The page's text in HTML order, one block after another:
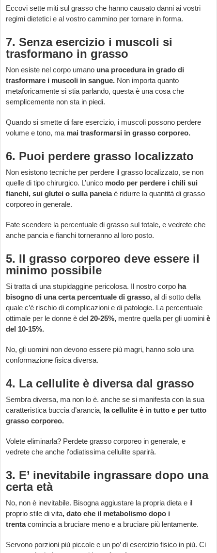
Eccovi sette miti sul grasso che hanno causato danni ai vostri
regimi dietetici e al vostro cammino per tornare in forma.
7. Senza esercizio i muscoli si
trasformano in grasso
Non esiste nel corpo umano una procedura in grado di
trasformare i muscoli in sangue. Non importa quanto
metaforicamente si stia parlando, questa è una cosa che
semplicemente non sta in piedi.
Quando si smette di fare esercizio, i muscoli possono perdere
volume e tono, ma mai trasformarsi in grasso corporeo.
6. Puoi perdere grasso localizzato
Non esistono tecniche per perdere il grasso localizzato, se non
quelle di tipo chirurgico. L’unico modo per perdere i chili sui
fianchi, sui glutei o sulla panciaè ridurre la quantità di grasso
corporeo in generale.
Fate scendere la percentuale di grasso sul totale, e vedrete che
anche pancia e fianchi torneranno al loro posto.
5. Il grasso corporeo deve essere il
minimo possibile
Si tratta di una stupidaggine pericolosa. Il nostro corpo ha
bisogno di una certa percentuale di grasso,al di sotto della
quale c’è rischio di complicazioni e di patologie. La percentuale
ottimale per le donne è del20-25%, mentre quella per gli uominiè
del 10-15%.
No, gli uomini non devono essere più magri, hanno solo una
conformazione fisica diversa.
4. La cellulite è diversa dal grasso
Sembra diversa, ma non lo è. anche se si manifesta con la sua
caratteristica buccia d’arancia, la cellulite è in tutto e per tutto
grasso corporeo.
Volete eliminarla? Perdete grasso corporeo in generale, e
vedrete che anche l’odiatissima cellulite sparirà.
3. E’ inevitabile ingrassare dopo una
certa età
No, non è inevitabile. Bisogna aggiustare la propria dieta e il
proprio stile di vita, dato che il metabolismo dopo i
trentacomincia a bruciare meno e a bruciare più lentamente.
Servono porzioni più piccole e un po’ di esercizio fisico in più. Ci